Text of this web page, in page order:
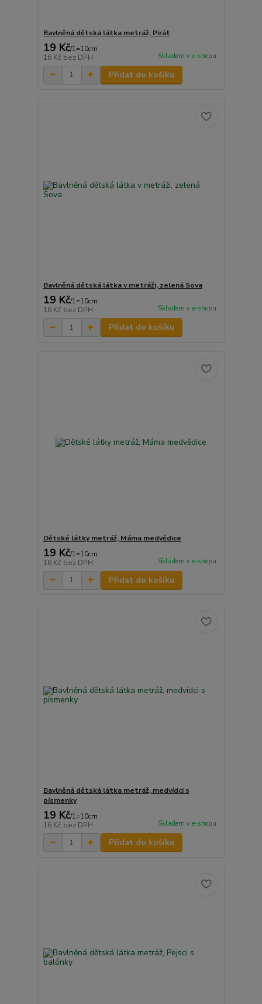
Bavlněná dětská látka metráž, Pirát
19 Kč/1=10cm
16 Kč bez DPH Skladem v e-shopu
Přidat do košíku
Bavlněná dětská látka v metráži, zelená Sova
19 Kč/1=10cm
16 Kč bez DPH Skladem v e-shopu
Přidat do košíku
Dětské látky metráž, Máma medvědice
19 Kč/1=10cm
16 Kč bez DPH Skladem v e-shopu
Přidat do košíku
Bavlněná dětská látka metráž, medvídci s
písmenky
19 Kč/1=10cm
16 Kč bez DPH Skladem v e-shopu
Přidat do košíku